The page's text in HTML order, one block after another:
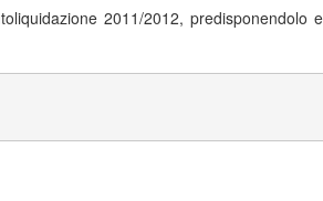
2011/2012, predisponendolo e